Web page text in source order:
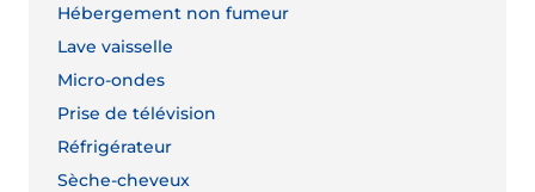
Hébergement non fumeur
Lave vaisselle
Micro-ondes
Prise de télévision
Réfrigérateur
Sèche-cheveux